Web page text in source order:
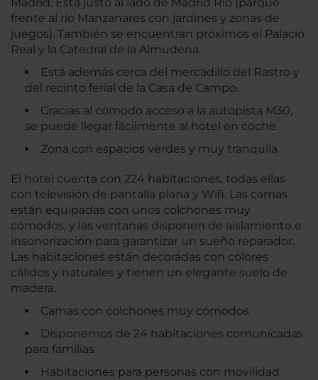
frente al río Manzanares con jardines y zonas de
juegos). También se encuentran próximos el Palacio
Real y la Catedral de la Almudena.
Está además cerca del mercadillo del Rastro y
del recinto ferial de la Casa de Campo.
Gracias al cómodo acceso a la autopista M30,
se puede llegar fácilmente al hotel en coche
Zona con espacios verdes y muy tranquila
El hotel cuenta con 224 habitaciones, todas ellas
con televisión de pantalla plana y Wifi. Las camas
están equipadas con unos colchones muy
cómodos, y las ventanas disponen de aislamiento e
insonorización para garantizar un sueño reparador.
Las habitaciones están decoradas con colores
cálidos y naturales y tienen un elegante suelo de
madera.
Camas con colchones muy cómodos
Disponemos de 24 habitaciones comunicadas
para familias
Habitaciones para personas con movilidad